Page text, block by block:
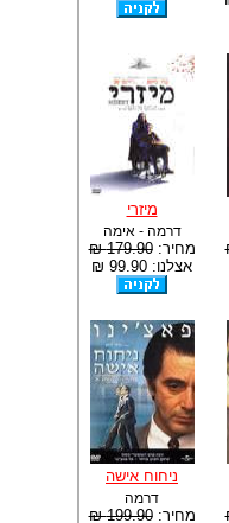
מיזרי
דרמה - אימה
מחיר:179.90 ₪
אצלנו: 99.90 ₪
ניחוח אישה
דרמה
מחיר:199.90 ₪